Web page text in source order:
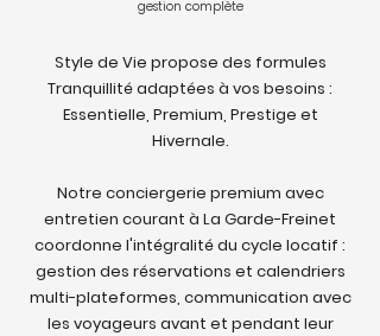
gestion complète
Style de Vie propose des formules
Tranquillité adaptées à vos besoins :
Essentielle, Premium, Prestige et
Hivernale.
Notre conciergerie premium avec
entretien courant à La Garde-Freinet
coordonne l'intégralité du cycle locatif :
gestion des réservations et calendriers
multi-plateformes, communication avec
les voyageurs avant et pendant leur